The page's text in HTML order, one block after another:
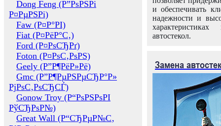
Dong Feng (Р”РѕРЅРі
Р¤РµРЅРі)
Faw (Р¤Р°РІ)
Fiat (Р¤РёР°С‚)
Ford (Р¤РѕСЂРґ)
Foton (Р¤РѕС‚РѕРЅ)
Geely (Р”Р¶РёР»Рё)
Gmc (Р”Р¶РµРЅРµСЂР°Р»
РјРѕС‚РѕСЂСЃ)
Gonow Troy (Р“РѕРЅРѕРІ
РўСЂРѕР№)
Great Wall (Р“СЂРµР№С‚
и обеспечивать
надежности и
автостекол.
Замена